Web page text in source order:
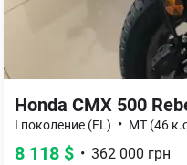
Honda CMX 500
І поколение (FL) • MT (46
8 118 $ • 362 000 грн